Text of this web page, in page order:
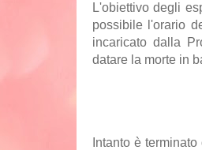
L'obiettivo degli
possibile l'orario
incaricato dalla
datare la morte in
Intanto è